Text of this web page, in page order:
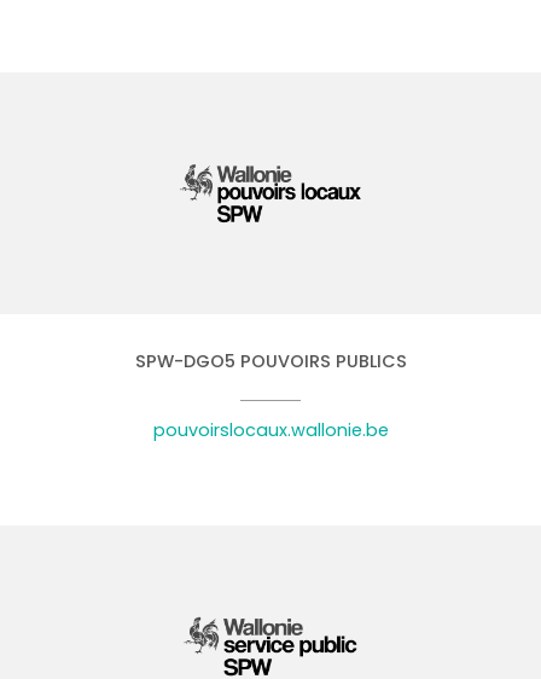
SPW-DGO5 POUVOIRS PUBLICS
pouvoirslocaux.wallonie.be